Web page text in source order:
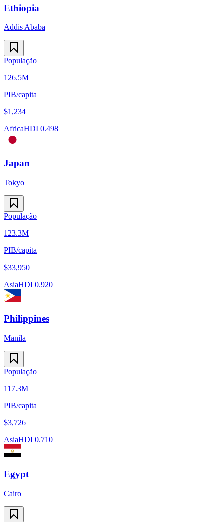
Ethiopia
Addis Ababa
População
126.5M
PIB/capita
$1,234
AfricaHDI 0.498
Japan
Tokyo
População
123.3M
PIB/capita
$33,950
AsiaHDI 0.920
Philippines
Manila
População
117.3M
PIB/capita
$3,726
AsiaHDI 0.710
Egypt
Cairo